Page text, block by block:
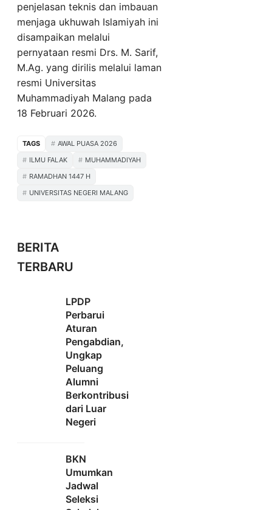
penjelasan teknis dan imbauan
menjaga ukhuwah Islamiyah ini
disampaikan melalui
pernyataan resmi Drs. M. Sarif,
M.Ag. yang dirilis melalui laman
resmi Universitas
Muhammadiyah Malang pada
18 Februari 2026.
TAGS
AWAL PUASA 2026
ILMU FALAK
MUHAMMADIYAH
RAMADHAN 1447 H
UNIVERSITAS NEGERI MALANG
BERITA
TERBARU
LPDP
Perbarui
Aturan
Pengabdian,
Ungkap
Peluang
Alumni
Berkontribusi
dari Luar
Negeri
BKN
Umumkan
Jadwal
Seleksi